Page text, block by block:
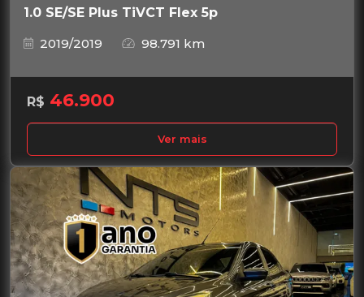
1.0 SE/SE Plus TiVCT Flex 5p
2019/2019
98.791 km
R$ 46.900
Ver mais